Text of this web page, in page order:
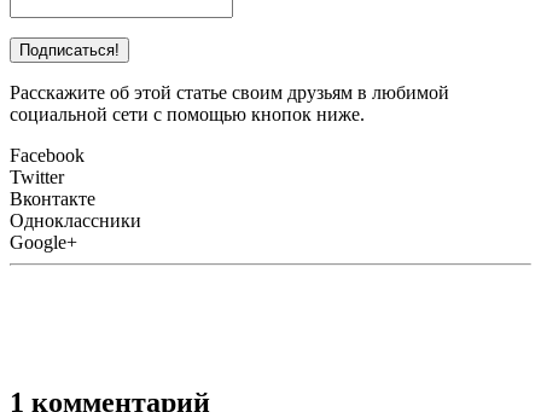
Расскажите об этой статье своим друзьям в любимой
социальной сети с помощью кнопок ниже.
Facebook
Twitter
Вконтакте
Одноклассники
Google+
1 комментарий